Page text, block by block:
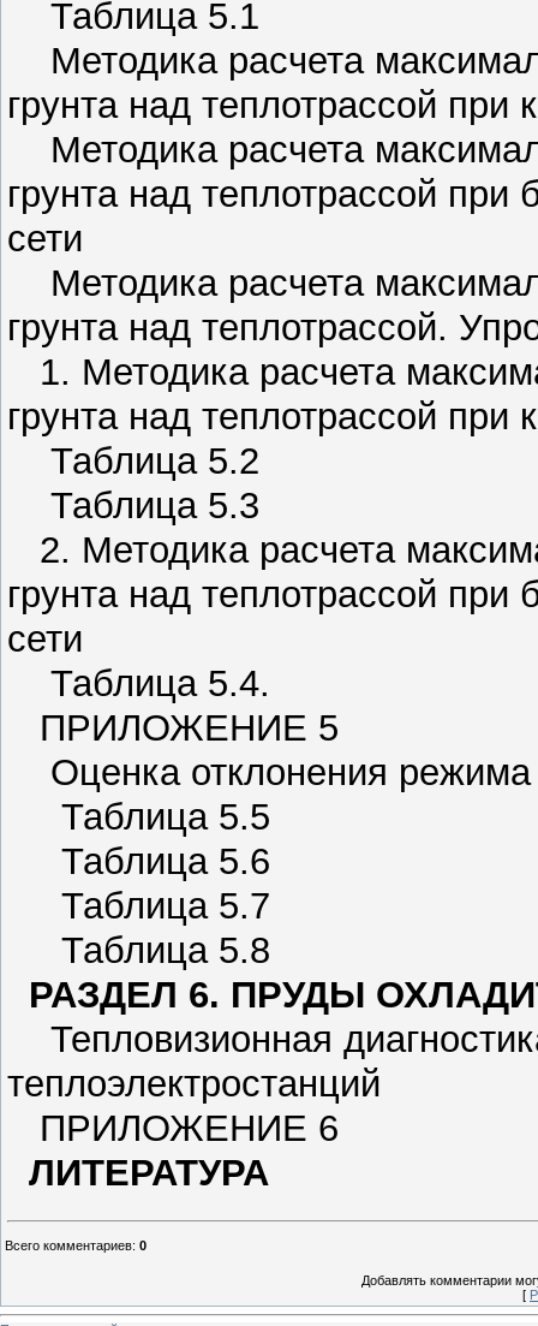
Таблица 5.1
Методика расчета
грунта над теплотрассой при
Методика расчета
грунта над теплотрассой при
сети
Методика расчета
грунта над теплотрассой.
1. Методика расчета
грунта над теплотрассой при
Таблица 5.2
Таблица 5.3
2. Методика расчета
грунта над теплотрассой при
сети
Таблица 5.4.
ПРИЛОЖЕНИЕ 5
Оценка отклонения режима
Таблица 5.5
Таблица 5.6
Таблица 5.7
Таблица 5.8
РАЗДЕЛ 6. ПРУДЫ
Тепловизионная
теплоэлектростанций
ПРИЛОЖЕНИЕ 6
ЛИТЕРАТУРА
Всего комментариев: 0
Добавлять комментарии
[